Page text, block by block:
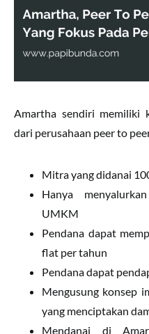
Amartha sendiri memiliki
dari perusahaan peer to
Mitra yang didanai
Hanya
UMKM
Pendana dapat
flat per tahun
Pendana dapat
Mengusung konsep
yang menciptakan
Mendanai di